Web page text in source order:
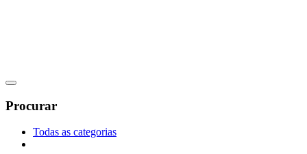
Procurar
Todas as categorias